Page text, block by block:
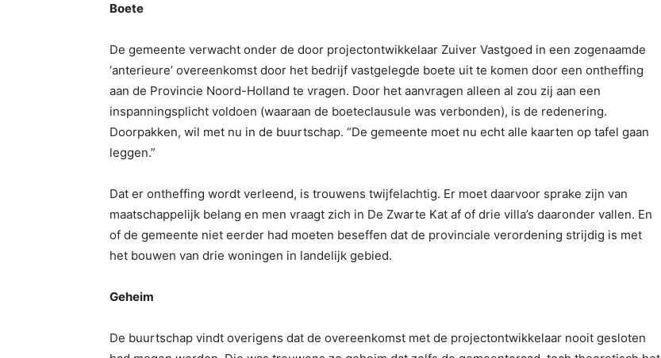
Boete
De gemeente verwacht onder de door projectontwikkelaar Zuiver Vastgoed in een zogenaamde
‘anterieure’ overeenkomst door het bedrijf vastgelegde boete uit te komen door een ontheffing
aan de Provincie Noord-Holland te vragen. Door het aanvragen alleen al zou zij aan een
inspanningsplicht voldoen (waaraan de boeteclausule was verbonden), is de redenering.
Doorpakken, wil met nu in de buurtschap. “De gemeente moet nu echt alle kaarten op tafel gaan
leggen.”
Dat er ontheffing wordt verleend, is trouwens twijfelachtig. Er moet daarvoor sprake zijn van
maatschappelijk belang en men vraagt zich in De Zwarte Kat af of drie villa’s daaronder vallen. En
of de gemeente niet eerder had moeten beseffen dat de provinciale verordening strijdig is met
het bouwen van drie woningen in landelijk gebied.
Geheim
De buurtschap vindt overigens dat de overeenkomst met de projectontwikkelaar nooit gesloten